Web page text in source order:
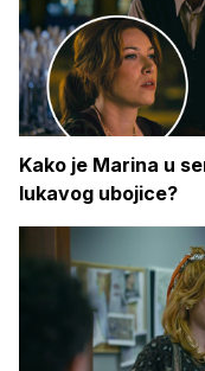
Kako je Marina u
lukavog ubojice?